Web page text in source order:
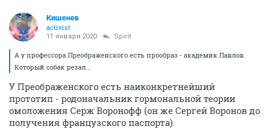
Кишенев
activist
11 января 2020 Spirit
А у профессора Преображенского есть прообраз - академик Павлов.
Который собак резал...
У Преображенского есть наиконкретнейший
прототип - родоначальник гормональной теории
омоложения Серж Воронофф (он же Сергей Воронов до
получения французского паспорта).